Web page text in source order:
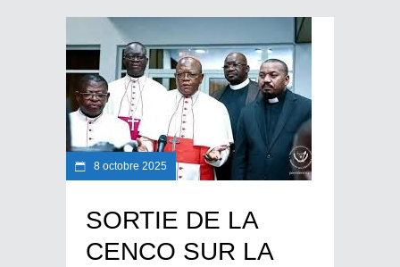
8 octobre 2025
SORTIE DE LA
CENCO SUR LA